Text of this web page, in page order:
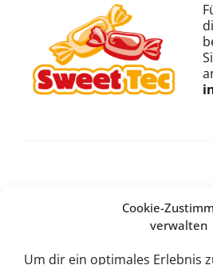
Cookie-
verwalten
Um dir ein optimales Erlebnis
Sweet Tec
Lindhorst 4